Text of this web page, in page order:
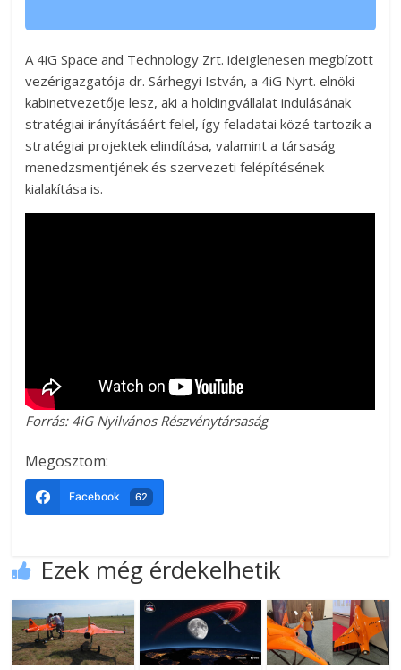
A 4iG Space and Technology Zrt. ideiglenesen megbízott
vezérigazgatója dr. Sárhegyi István, a 4iG Nyrt. elnöki
kabinetvezetője lesz, aki a holdingvállalat indulásának
stratégiai irányításáért felel, így feladatai közé tartozik a
stratégiai projektek elindítása, valamint a társaság
menedzsmentjének és szervezeti felépítésének
kialakítása is.
Forrás: 4iG Nyilvános Részvénytársaság
Megosztom:
Facebook 62
Ezek még érdekelhetik